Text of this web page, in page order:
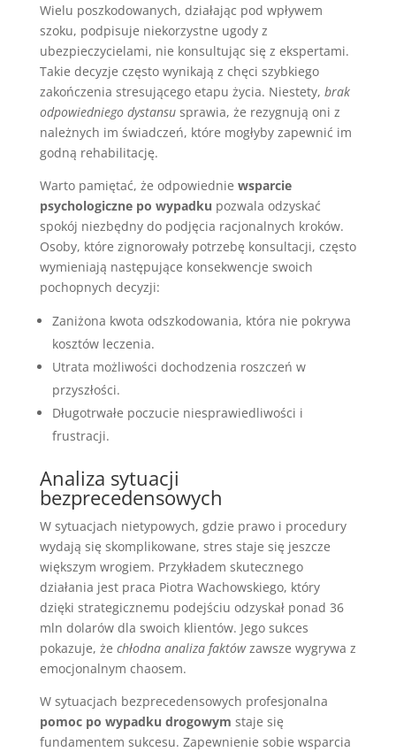
Wielu poszkodowanych, działając pod wpływem
szoku, podpisuje niekorzystne ugody z
ubezpieczycielami, nie konsultując się z ekspertami.
Takie decyzje często wynikają z chęci szybkiego
zakończenia stresującego etapu życia. Niestety, brak
odpowiedniego dystansusprawia, że rezygnują oni z
należnych im świadczeń, które mogłyby zapewnić im
godną rehabilitację.
Warto pamiętać, że odpowiednie wsparcie
psychologiczne po wypadku pozwala odzyskać
spokój niezbędny do podjęcia racjonalnych kroków.
Osoby, które zignorowały potrzebę konsultacji, często
wymieniają następujące konsekwencje swoich
pochopnych decyzji:
Zaniżona kwota odszkodowania, która nie pokrywa
kosztów leczenia.
Utrata możliwości dochodzenia roszczeń w
przyszłości.
Długotrwałe poczucie niesprawiedliwości i
frustracji.
Analiza sytuacji
bezprecedensowych
W sytuacjach nietypowych, gdzie prawo i procedury
wydają się skomplikowane, stres staje się jeszcze
większym wrogiem. Przykładem skutecznego
działania jest praca Piotra Wachowskiego, który
dzięki strategicznemu podejściu odzyskał ponad 36
mln dolarów dla swoich klientów. Jego sukces
pokazuje, że chłodna analiza faktówzawsze wygrywa z
emocjonalnym chaosem.
W sytuacjach bezprecedensowych profesjonalna
pomoc po wypadku drogowym staje się
fundamentem sukcesu. Zapewnienie sobie wsparcia